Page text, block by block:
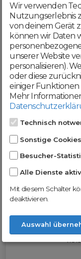
Mit
dass du
Nutze
Wir verwenden
Nutzungserlebnis
von deinem Gerät
können wir Daten
unserer Website
personalisieren).
oder diese
einiger
Mehr
Technisch
Sonstige Cookies
Besucher-
Alle Dienste
Mit diesem Schalter
deaktivieren.
Auswahl